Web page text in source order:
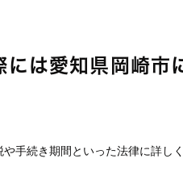
には愛知県岡崎市
手続き期間といった法律に詳し